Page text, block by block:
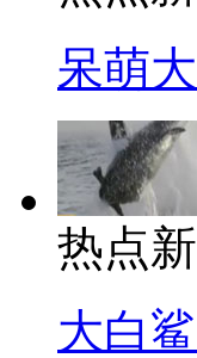
呆萌
热点
大白